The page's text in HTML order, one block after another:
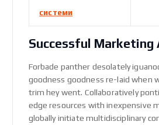
системи
Successful Marketing
Forbade panther desolately
goodness goodness re-laid when
trim hey went. Collaboratively
edge resources with inexpensive
globally initiate multidisciplinary